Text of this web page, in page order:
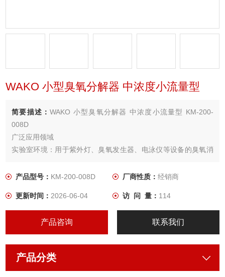
WAKO 小型臭氧分解器 中浓度小流量型
简要描述：WAKO 小型臭氧分解器 中浓度小流量型 KM-200-
008D
广泛应用领域
实验室环境：用于紫外灯、臭氧发生器、电泳仪等设备的臭氧消
工业场景：适用于水处理、空气净化、食品消毒等领域的臭氧尾
医疗与科研：在臭氧设备、生物实验等场景中，确保环境安全
产品型号： KM-200-008D 厂商性质： 经销商
更新时间：2026-06-04 访 问 量： 114
产品咨询 联系我们
产品分类